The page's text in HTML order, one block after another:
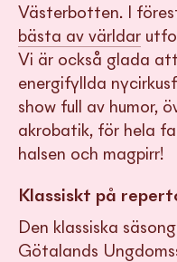
Västerbotten. I
bästa av världar
Vi är också glada
energifyllda
show full av humor,
akrobatik, för hela
halsen och magpirr!
Klassiskt på
Den klassiska
Götalands